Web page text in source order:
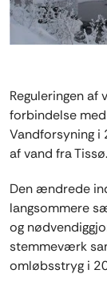
Reguleringen
forbindelse
Vandforsyning i
af vand fra Tissø.
Den ændrede
langsommere
og
stemmeværk
omløbsstryg i